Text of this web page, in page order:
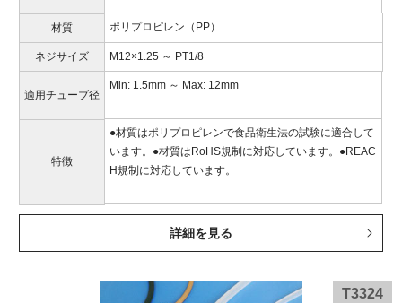
材質 ポリプロピレン（PP）
ネジサイズ M12×1.25 ～ PT1/8
適用チューブ径
Min: 1.5mm ～ Max: 12mm
特徴
●材質はポリプロピレンで食品衛生法の試験に適合して
います。●材質はRoHS規制に対応しています。●REAC
H規制に対応しています。
詳細を見る
T3324